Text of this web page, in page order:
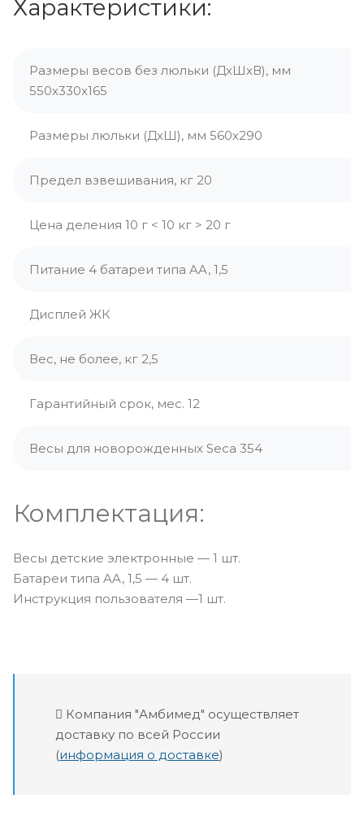
Характеристики:
Размеры весов без люльки (ДхШхВ), мм
550х330х165
Размеры люльки (ДхШ), мм 560х290
Предел взвешивания, кг 20
Цена деления 10 г < 10 кг > 20 г
Питание 4 батареи типа AA, 1,5
Дисплей ЖК
Вес, не более, кг 2,5
Гарантийный срок, мес. 12
Весы для новорожденных Seca 354
Комплектация:
Весы детские электронные — 1 шт.
Батареи типа AA, 1,5 — 4 шт.
Инструкция пользователя —1 шт.
Компания "Амбимед" осуществляет
доставку по всей России
(информация о доставке)